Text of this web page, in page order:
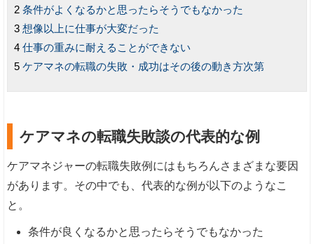
条件がよくなるかと思ったらそうでもなかった
想像以上に仕事が大変だった
仕事の重みに耐えることができない
ケアマネの転職の失敗・成功はその後の動き方次第
ケアマネの転職失敗談の代表的な例
ケアマネジャーの転職失敗例にはもちろんさまざまな要因
があります。その中でも、代表的な例が以下のようなこ
と。
条件が良くなるかと思ったらそうでもなかった